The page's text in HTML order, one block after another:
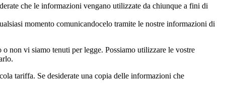
che le informazioni vengano utilizzate da chiunque a fini di
momento comunicandocelo tramite le nostre informazioni di
non vi siamo tenuti per legge. Possiamo utilizzare le vostre
tariffa. Se desiderate una copia delle informazioni che